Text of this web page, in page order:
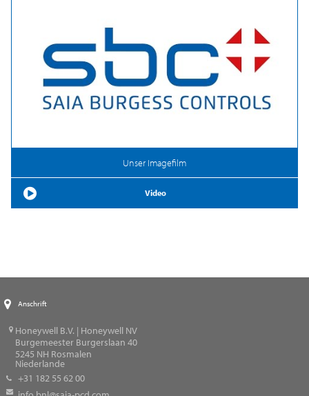
Unser Imagefilm
Video
Anschrift
Honeywell B.V. | Honeywell NV
Burgemeester Burgerslaan 40
5245 NH Rosmalen
Niederlande
+31 182 55 62 00